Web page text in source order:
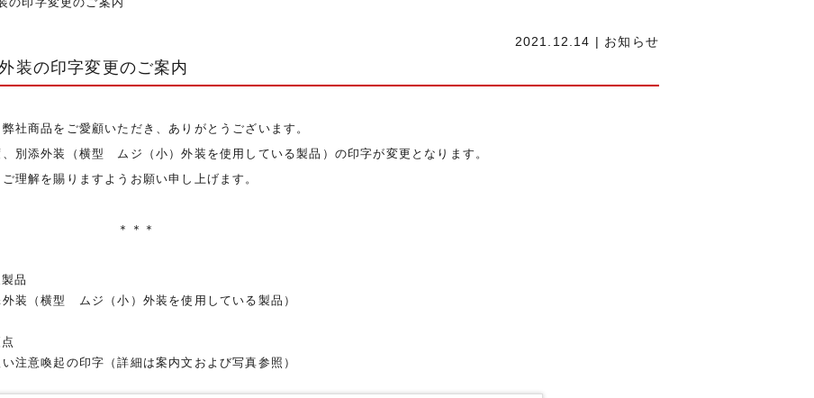
2021.12.14 | お知らせ
装の印字変更のご案内
社商品をご愛顧いただき、ありがとうございます。
、別添外装（横型 ムジ（小）外装を使用している製品）の印字が変更となります。
理解を賜りますようお願い申し上げます。
＊＊
品
装（横型 ムジ（小）外装を使用している製品）
注意喚起の印字（詳細は案内文および写真参照）